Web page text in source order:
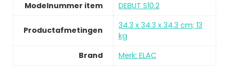
Modelnummer item
DEBUT S10.2
Productafmetingen
34.3 x 34.3 x 34.3 cm; 13
kg
Brand
Merk: ELAC